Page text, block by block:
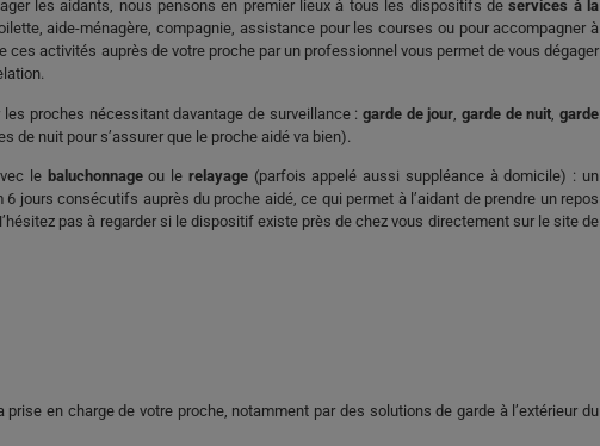
les aidants, nous pensons en premier lieux à tous les dispositifs deservices à la
aide-ménagère, compagnie, assistance pour les courses ou pour accompagner à
ces activités auprès de votre proche par un professionnel vous permet de vous dégager
proches nécessitant davantage de surveillance : garde de jour garde de nuit ,garde
de nuit pour s’assurer que le proche aidé va bien).
le baluchonnageou le relayage(parfois appelé aussi suppléance à domicile) : un
jours consécutifs auprès du proche aidé, ce qui permet à l’aidant de prendre un repos
pas à regarder si le dispositif existe près de chez vous directement sur le site de
en charge de votre proche, notamment par des solutions de garde à l’extérieur du